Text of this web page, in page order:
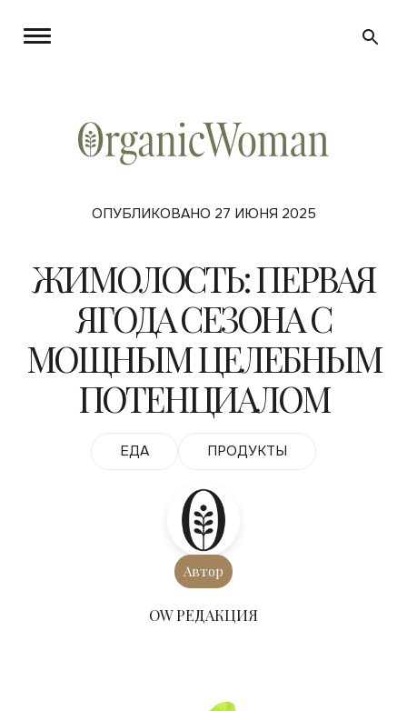
ОПУБЛИКОВАНО 27 ИЮНЯ 2025
ЖИМОЛОСТЬ: ПЕРВАЯ
ЯГОДА СЕЗОНА С
МОЩНЫМ ЦЕЛЕБНЫМ
ПОТЕНЦИАЛОМ
ЕДА ПРОДУКТЫ
Автор
ОW РЕДАКЦИЯ